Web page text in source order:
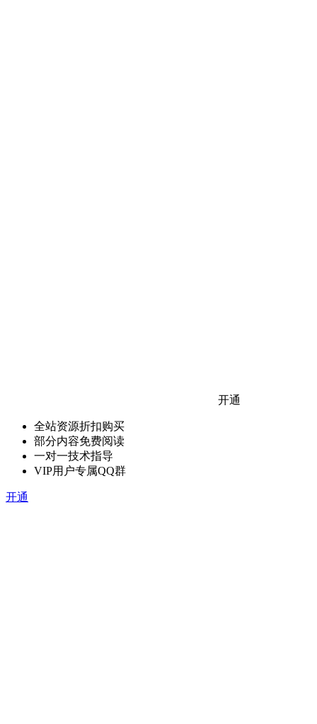
开通
全站资源折扣购买
部分内容免费阅读
一对一技术指导
VIP用户专属QQ群
开通